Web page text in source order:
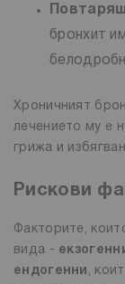
бронхит
Хроничният
лечението му е
грижа и
Рискови
Факторите,
вида -
ендогенни ,